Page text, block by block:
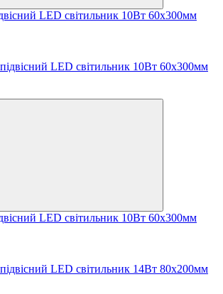
LED світильник 10Вт 60х300мм
LED світильник 10Вт 60х300мм